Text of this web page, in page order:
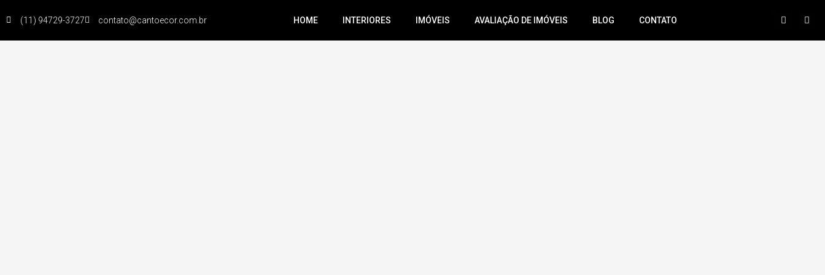
(11) 94729-3727 contato@cantoecor.com.br HOME INTERIORES IMÓVEIS AVALIAÇÃO DE IMÓVEIS BLOG CONTATO